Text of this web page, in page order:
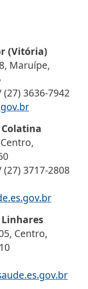
(Vitória)
Maruípe,
3636-7942
3717-2808
Centro,